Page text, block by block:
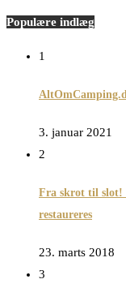
Populære indlæg
1
3. januar 2021
2
Fra skrot til slot!
restaureres
23. marts 2018
3